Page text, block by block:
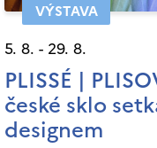
VÝSTAVA
5. 8. - 29. 8.
PLISSÉ |
české sklo
designem